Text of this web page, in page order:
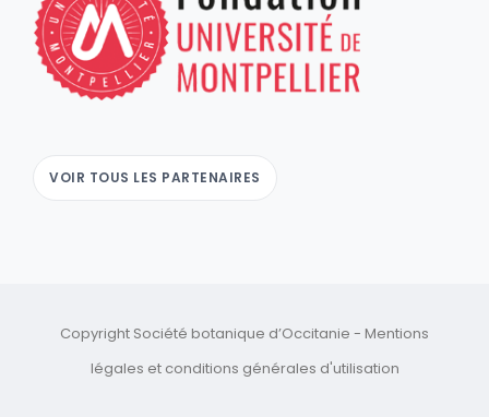
VOIR TOUS LES PARTENAIRES
Copyright Société botanique d’Occitanie - Mentions
légales et conditions générales d'utilisation